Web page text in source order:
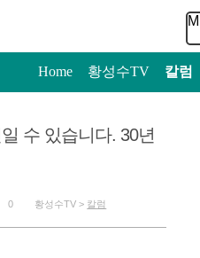
Home 황성수TV 칼럼
수 있습니다. 30년
0 황성수TV > 칼럼